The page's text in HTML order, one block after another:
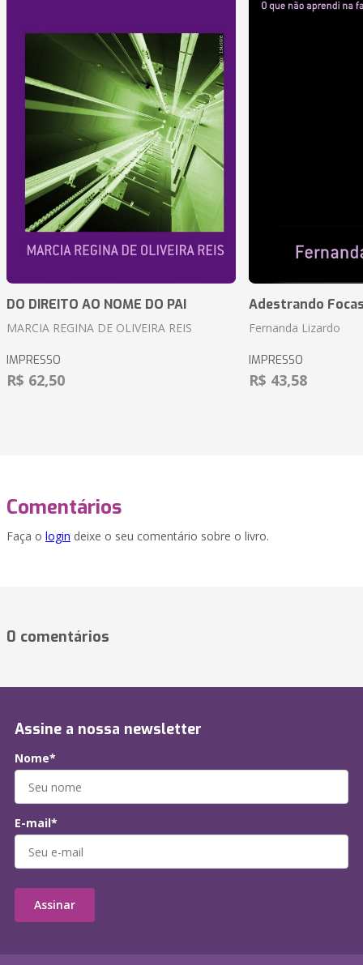
DO DIREITO AO NOME DO PAI
MARCIA REGINA DE OLIVEIRA REIS
IMPRESSO
R$ 62,50
Adestrando
Fernanda Lizardo
IMPRESSO
R$ 43,58
Comentários
Faça o login deixe o seu comentário sobre o livro.
0 comentários
Assine a nossa newsletter
Nome*
E-mail*
Assinar